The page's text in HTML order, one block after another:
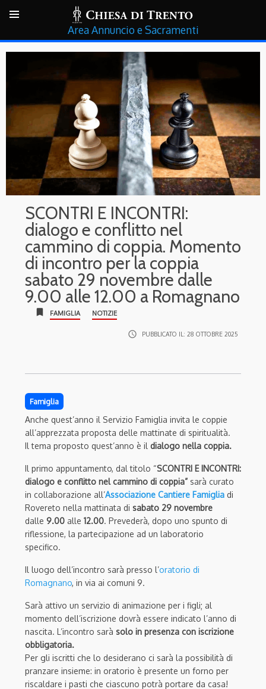
Annuncio e Sacramenti
SCONTRI E INCONTRI:
dialogo e conflitto nel
cammino di coppia. Momento
di incontro per la coppia
sabato 29 novembre dalle
9.00 alle 12.00 a Romagnano
bookmark FAMIGLIA NOTIZIE
access_time PUBBLICATO IL: 28 OTTOBRE 2025
Famiglia
Anche quest’anno il Servizio Famiglia invita le coppie
all’apprezzata proposta delle mattinate di spiritualità.
Il tema proposto quest’anno è il dialogo nella coppia.
Il primo appuntamento, dal titolo “SCONTRI E INCONTRI:
dialogo e conflitto nel cammino di coppia” sarà curato
in collaborazione all’Associazione Cantiere Famiglia di
Rovereto nella mattinata di sabato 29 novembre
dalle 9.00 alle 12.00. Prevederà, dopo uno spunto di
riflessione, la partecipazione ad un laboratorio
specifico.
Il luogo dell’incontro sarà presso l’oratorio di
Romagnano, in via ai comuni 9.
Sarà attivo un servizio di animazione per i figli; al
momento dell’iscrizione dovrà essere indicato l’anno di
nascita. L’incontro sarà solo in presenza con iscrizione
obbligatoria.
Per gli iscritti che lo desiderano ci sarà la possibilità di
pranzare insieme: in oratorio è presente un forno per
riscaldare i pasti che ciascuno potrà portare da casa!